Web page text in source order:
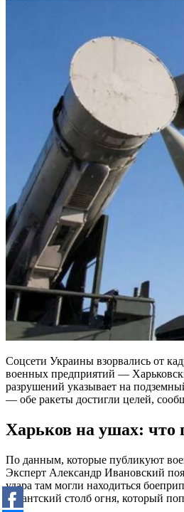
Соцсети Украины взорвались от
военных предприятий —
разрушений указывает на
— обе ракеты достигли целей,
Харьков на ушах: что
По данным, которые публикуют
Эксперт Александр Ивановский
удара там могли находиться
гигантский столб огня, который